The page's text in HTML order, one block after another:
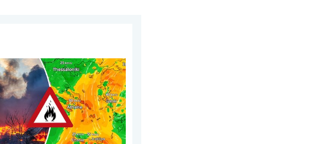
. . vrijdag 7 augustus 2026
Europa woeden bosbranden. Hitte en veel wind. . . donderdag 30 juli 2026